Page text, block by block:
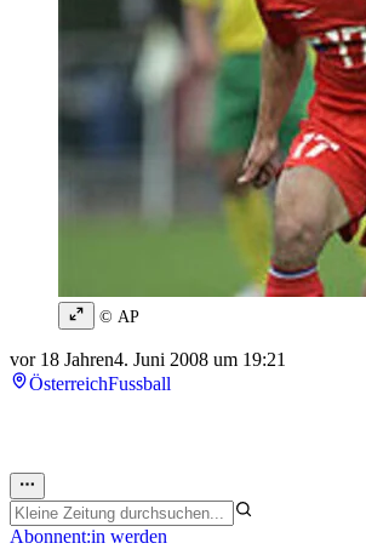
© AP
vor 18 Jahren4. Juni 2008 um 19:21
ÖsterreichFussball
Abonnent:in werden